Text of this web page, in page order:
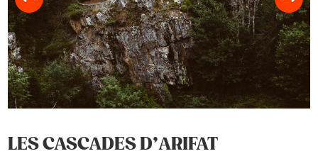
LES CASCADES D’ARIFAT